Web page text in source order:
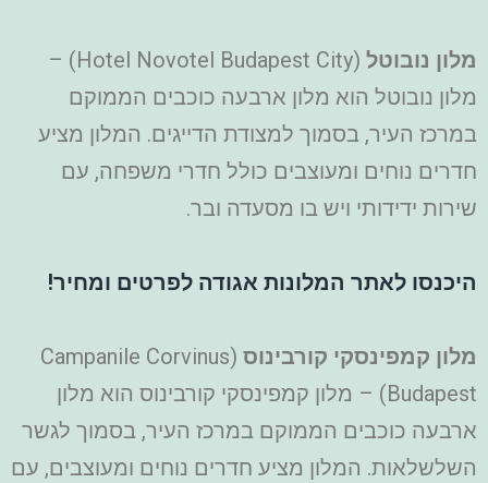
מלון נובוטל
(Hotel Novotel Budapest City) –
מלון נובוטל הוא מלון ארבעה כוכבים הממוקם
במרכז העיר, בסמוך למצודת הדייגים. המלון מציע
חדרים נוחים ומעוצבים כולל חדרי משפחה, עם
שירות ידידותי ויש בו מסעדה ובר.
היכנסו לאתר המלונות אגודה לפרטים ומחיר!
מלון קמפינסקי קורבינוס (Campanile Corvinus
Budapest) – מלון קמפינסקי קורבינוס הוא מלון
ארבעה כוכבים הממוקם במרכז העיר, בסמוך לגשר
השלשלאות. המלון מציע חדרים נוחים ומעוצבים, עם